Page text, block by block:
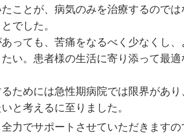
ことが、病気のみを治療するので
でした。
っても、苦痛をなるべく少なくし
い。患者様の生活に寄り添って最
ためには急性期病院では限界があ
と考えるに至りました。
力でサポートさせていただきますの